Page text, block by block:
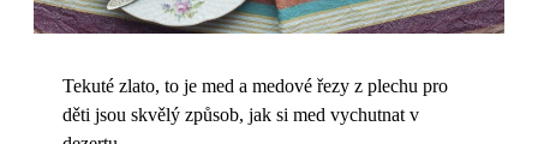
Tekuté zlato, to je med a medové řezy z plechu pro
děti jsou skvělý způsob, jak si med vychutnat v